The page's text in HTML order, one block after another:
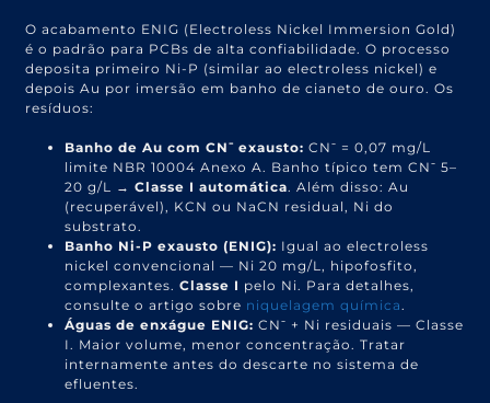
O acabamento ENIG (Electroless Nickel Immersion Gold)
é o padrão para PCBs de alta confiabilidade. O processo
deposita primeiro Ni-P (similar ao electroless nickel) e
depois Au por imersão em banho de cianeto de ouro. Os
resíduos:
Banho de Au com CN⁻ exausto: CN⁻ = 0,07 mg/L
limite NBR 10004 Anexo A. Banho típico tem CN⁻ 5–
20 g/L →Classe I automática. Além disso: Au
(recuperável), KCN ou NaCN residual, Ni do
substrato.
Banho Ni-P exausto (ENIG): Igual ao electroless
nickel convencional — Ni 20 mg/L, hipofosfito,
complexantes.Classe I pelo Ni. Para detalhes,
consulte o artigo sobre niquelagem química.
Águas de enxágue ENIG: CN⁻ + Ni residuais — Classe
I. Maior volume, menor concentração. Tratar
internamente antes do descarte no sistema de
efluentes.